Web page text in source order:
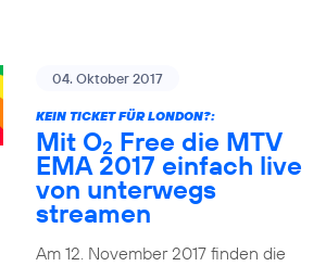
04. Oktober 2017
KEIN TICKET FÜR LONDON?:
Mit O2 Free die MTV
EMA 2017 einfach live
von unterwegs
streamen
Am 12. November 2017 finden die